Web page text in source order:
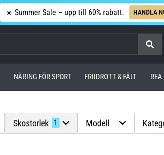
☀️ Summer Sale – upp till 60% rabatt. HANDLA
NÄRING FÖR SPORT FRIIDROTT & FÄLT REA
Skostorlek 1 Modell